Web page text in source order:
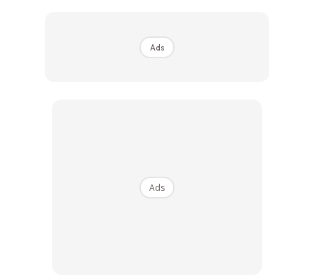
Ads
Ads